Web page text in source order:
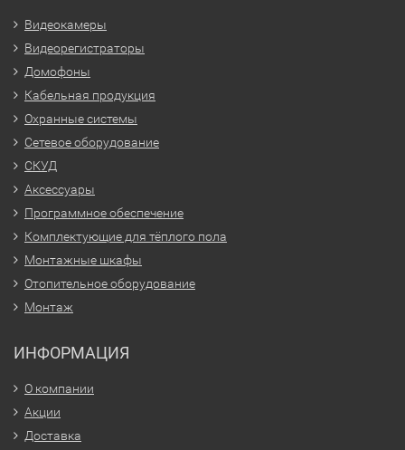
Видеокамеры
Видеорегистраторы
Домофоны
Кабельная продукция
Охранные системы
Сетевое оборудование
СКУД
Аксессуары
Программное обеспечение
Комплектующие для тёплого пола
Монтажные шкафы
Отопительное оборудование
Монтаж
ИНФОРМАЦИЯ
О компании
Акции
Доставка